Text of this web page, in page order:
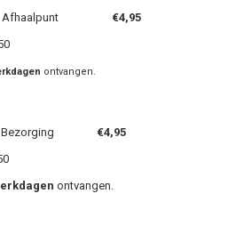
Afhaalpunt
€4,95
ontvangen.
Bezorging €4,95
ontvangen.